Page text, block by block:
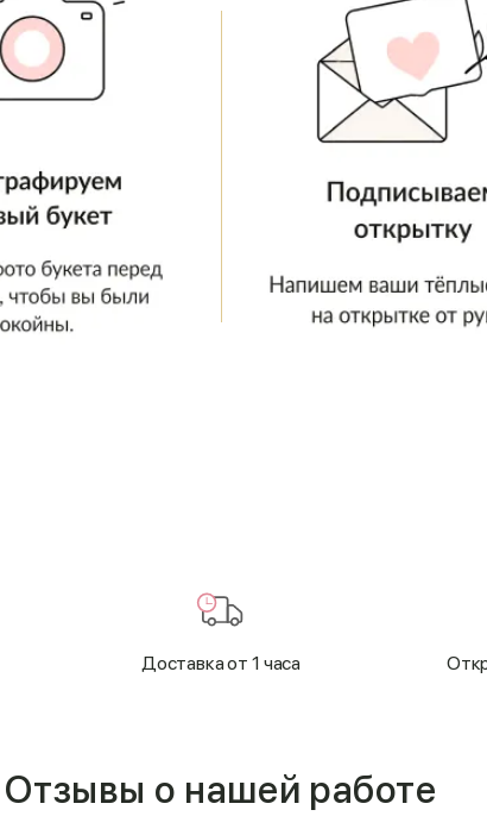
Доставка от 1 часа
Отзывы о нашей работе